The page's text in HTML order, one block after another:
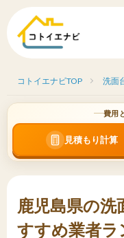
コトイエナビTOP 洗面
費用
見積もり計算
鹿児島県の洗
すすめ業者